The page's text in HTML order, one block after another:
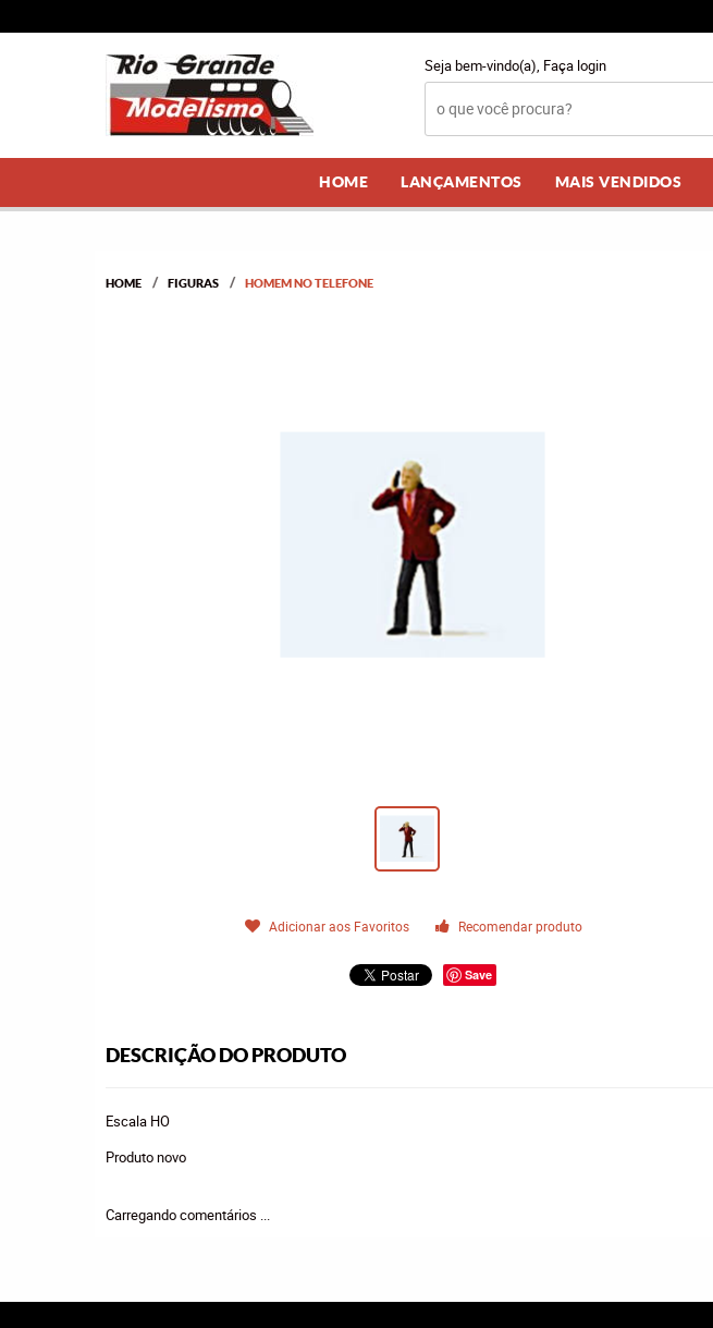
Seja bem-vindo(a), Faça login
HOME LANÇAMENTOS MAIS VENDIDOS
HOME FIGURAS HOMEM NO TELEFONE
Adicionar aos Favoritos Recomendar produto
Save
DESCRIÇÃO DO PRODUTO
Escala HO
Produto novo
Carregando comentários ...